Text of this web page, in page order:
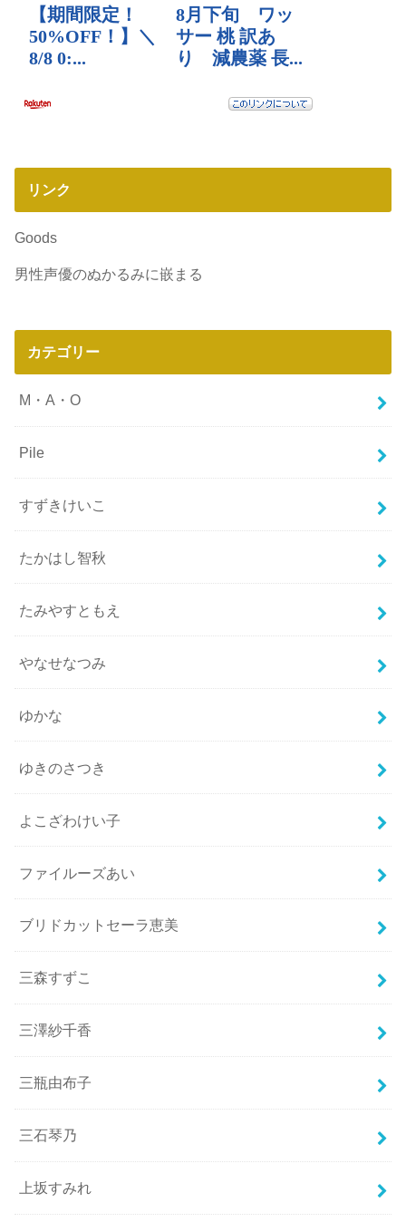
リンク
Goods
男性声優のぬかるみに嵌まる
カテゴリー
M・A・O
Pile
すずきけいこ
たかはし智秋
たみやすともえ
やなせなつみ
ゆかな
ゆきのさつき
よこざわけい子
ファイルーズあい
ブリドカットセーラ恵美
三森すずこ
三澤紗千香
三瓶由布子
三石琴乃
上坂すみれ